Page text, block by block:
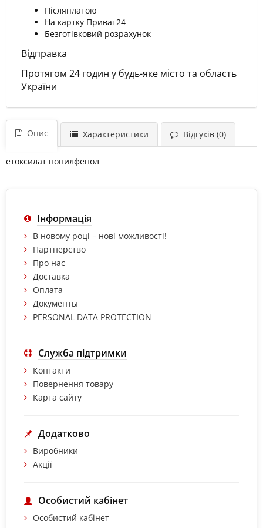
Післяплатою
На картку Приват24
Безготівковий розрахунок
Відправка
Протягом 24 годин у будь-яке місто та область
України
Опис Характеристики Відгуків (0)
етоксилат нонилфенол
Інформація
В новому році – нові можливості!
Партнерство
Про нас
Доставка
Оплата
Документы
PERSONAL DATA PROTECTION
Служба підтримки
Контакти
Повернення товару
Карта сайту
Додатково
Виробники
Акції
Особистий кабінет
Особистий кабінет